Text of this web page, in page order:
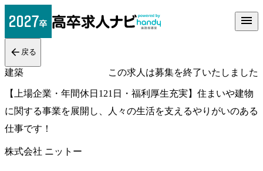
戻る
建築 この求人は募集を終了いたしました
【上場企業・年間休日121日・福利厚生充実】住まいや建物
に関する事業を展開し、人々の生活を支えるやりがいのある
仕事です！
株式会社 ニットー